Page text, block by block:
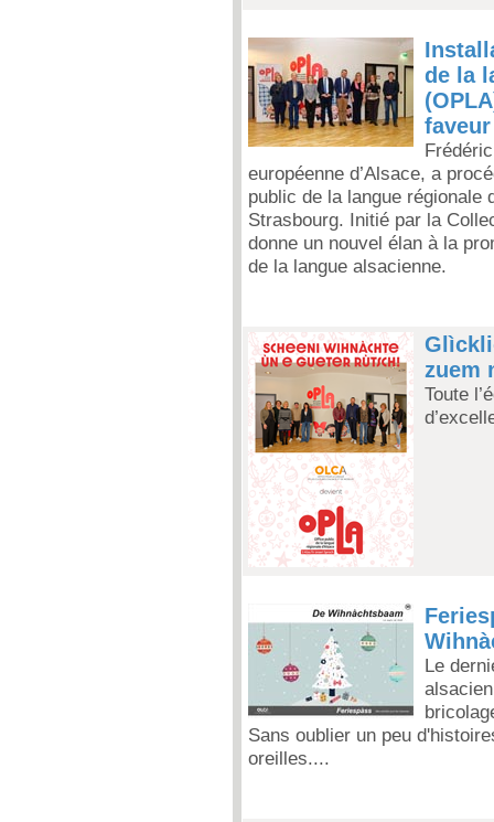
de la
européenne d’Alsace, a
public de la langue régionale
Strasbourg. Initié par la
donne un nouvel élan à la
de la langue alsacienne.
zuem
Toute
Le
Sans oublier un peu
oreilles....